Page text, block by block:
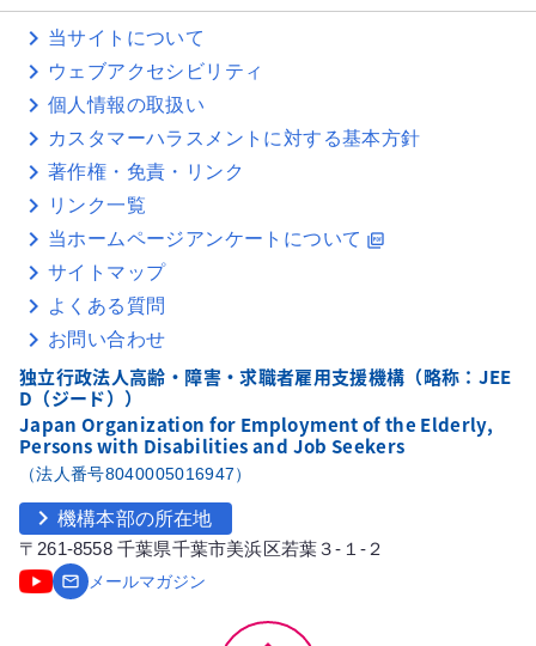
当サイトについて
ウェブアクセシビリティ
個人情報の取扱い
カスタマーハラスメントに対する基本方針
著作権・免責・リンク
リンク一覧
当ホームページアンケートについて picture_as_pdf
サイトマップ
よくある質問
お問い合わせ
独立行政法人高齢・障害・求職者雇用支援機構（略称：JEE
D（ジード））
Japan Organization for Employment of the Elderly,
Persons with Disabilities and Job Seekers
（法人番号8040005016947）
chevron_right 機構本部の所在地
〒261-8558 千葉県千葉市美浜区若葉３-１-２
email メールマガジン